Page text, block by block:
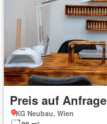
Preis auf Anfrage
KG Neubau, Wien